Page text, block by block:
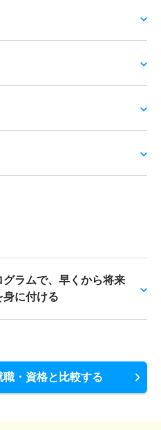
グラムで、早くから将来
身に付ける
・資格と比較する